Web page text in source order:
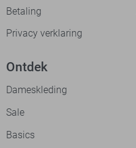
Betaling
Privacy verklaring
Ontdek
Dameskleding
Sale
Basics